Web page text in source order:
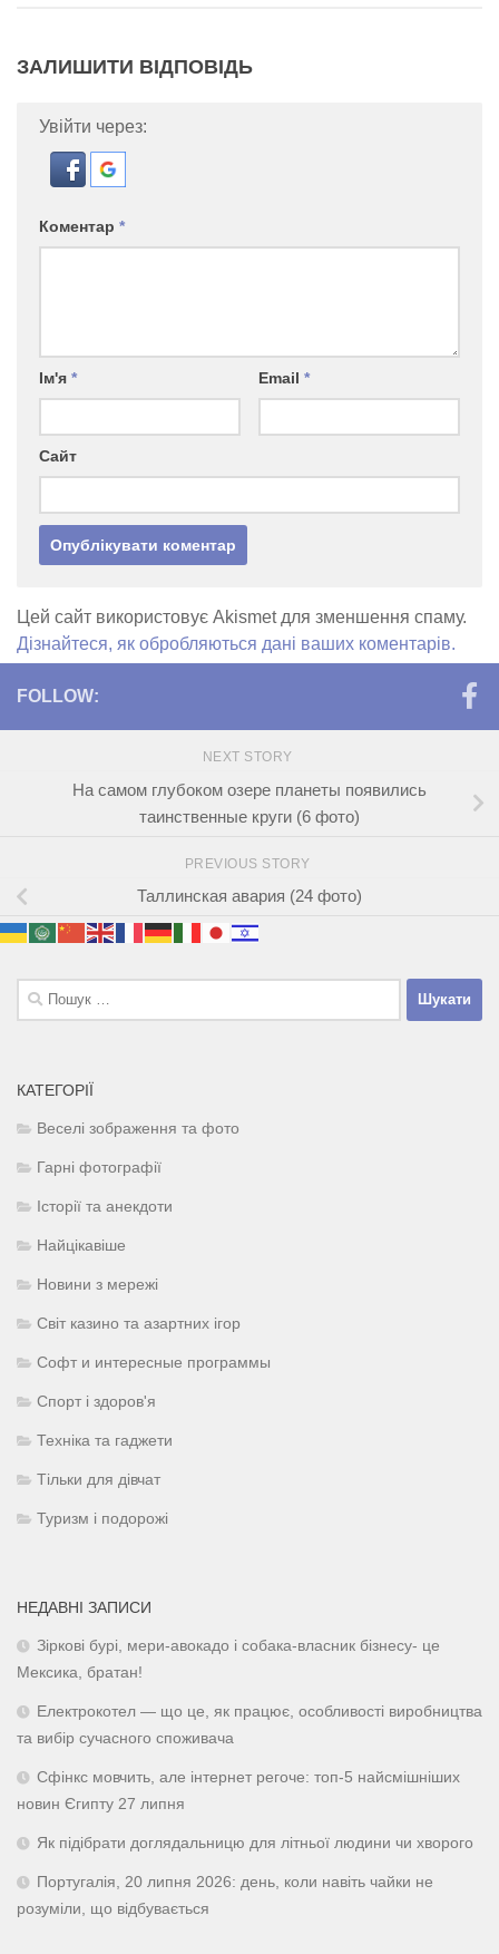
ЗАЛИШИТИ ВІДПОВІДЬ
Увійти через:
Коментар *
Ім'я * Email *
Сайт
Цей сайт використовує Akismet для зменшення спаму.
Дізнайтеся, як обробляються дані ваших коментарів.
FOLLOW:
NEXT STORY
На самом глубоком озере планеты появились
таинственные круги (6 фото)
PREVIOUS STORY
Таллинская авария (24 фото)
Пошук:
КАТЕГОРІЇ
Веселі зображення та фото
Гарні фотографії
Історії та анекдоти
Найцікавіше
Новини з мережі
Світ казино та азартних ігор
Софт и интересные программы
Спорт і здоров'я
Техніка та гаджети
Тільки для дівчат
Туризм і подорожі
НЕДАВНІ ЗАПИСИ
Зіркові бурі, мери-авокадо і собака-власник бізнесу- це
Мексика, братан!
Електрокотел — що це, як працює, особливості виробництва
та вибір сучасного споживача
Сфінкс мовчить, але інтернет регоче: топ-5 найсмішніших
новин Єгипту 27 липня
Як підібрати доглядальницю для літньої людини чи хворого
Португалія, 20 липня 2026: день, коли навіть чайки не
розуміли, що відбувається